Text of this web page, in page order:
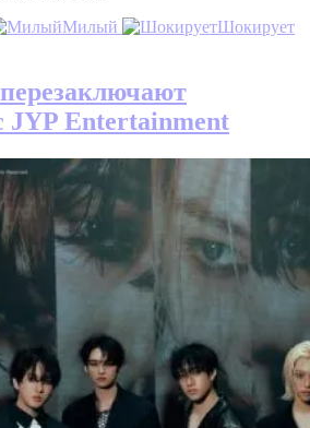
Милый
Шокирует
JYP Entertainment